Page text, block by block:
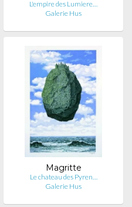
L'empire des Lumiere…
Galerie Hus
Magritte
Le chateau des Pyren…
Galerie Hus